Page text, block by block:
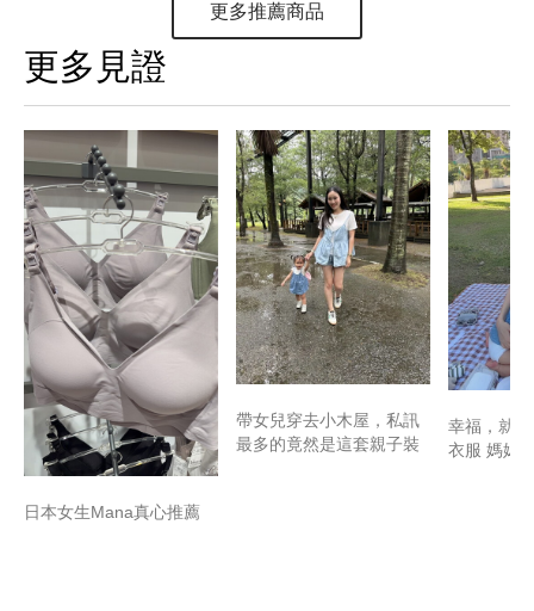
更多推薦商品
更多見證
日本女生Mana真心推薦
帶女兒穿去小木屋，私訊
最多的竟然是這套親子裝
幸福，就
衣服 媽媽